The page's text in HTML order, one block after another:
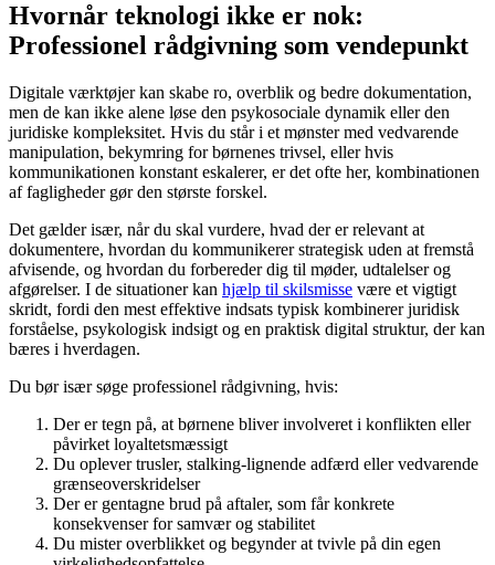
Hvornår teknologi ikke er nok:
Professionel rådgivning som vendepunkt
Digitale værktøjer kan skabe ro, overblik og bedre dokumentation,
men de kan ikke alene løse den psykosociale dynamik eller den
juridiske kompleksitet. Hvis du står i et mønster med vedvarende
manipulation, bekymring for børnenes trivsel, eller hvis
kommunikationen konstant eskalerer, er det ofte her, kombinationen
af fagligheder gør den største forskel.
Det gælder især, når du skal vurdere, hvad der er relevant at
dokumentere, hvordan du kommunikerer strategisk uden at fremstå
afvisende, og hvordan du forbereder dig til møder, udtalelser og
afgørelser. I de situationer kan hjælp til skilsmisse være et vigtigt
skridt, fordi den mest effektive indsats typisk kombinerer juridisk
forståelse, psykologisk indsigt og en praktisk digital struktur, der kan
bæres i hverdagen.
Du bør især søge professionel rådgivning, hvis:
Der er tegn på, at børnene bliver involveret i konflikten eller
påvirket loyaltetsmæssigt
Du oplever trusler, stalking-lignende adfærd eller vedvarende
grænseoverskridelser
Der er gentagne brud på aftaler, som får konkrete
konsekvenser for samvær og stabilitet
Du mister overblikket og begynder at tvivle på din egen